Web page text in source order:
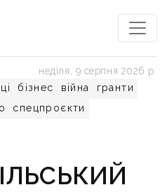
бізнес війна
гранти
спецпроєкти
неділя, 9 серпня 2026 р.